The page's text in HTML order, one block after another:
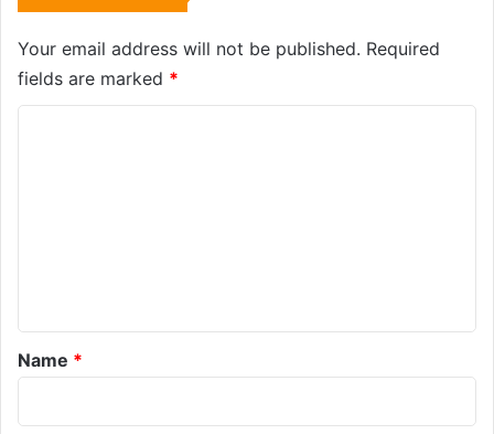
Your email address will not be published. Required
fields are marked *
*
Name *